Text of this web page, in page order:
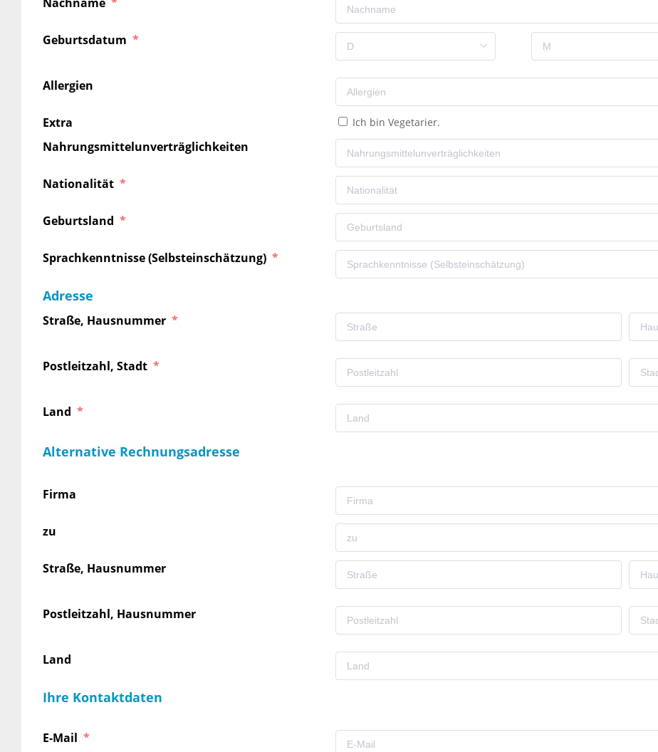
Geburtsdatum
Allergien
Extra Ich bin Vegetarier.
Nahrungsmittelunverträglichkeiten
Nationalität
Geburtsland
Sprachkenntnisse (Selbsteinschätzung)
Adresse
Straße, Hausnummer
Postleitzahl, Stadt
Land
Alternative Rechnungsadresse
Firma
zu
Straße, Hausnummer
Postleitzahl, Hausnummer
Land
Ihre Kontaktdaten
E-Mail